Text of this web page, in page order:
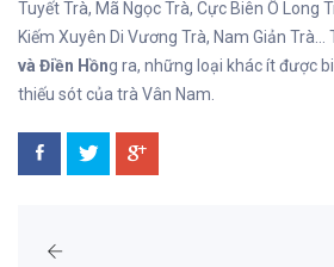
Tuyết Trà, Mã Ngọc Trà, Cực Biên Ô Long
Kiếm Xuyên Di Vương Trà, Nam Giản Trà…
và Điền Hồng ra, những loại khác ít được
thiếu sót của trà Vân Nam.